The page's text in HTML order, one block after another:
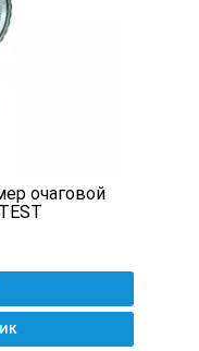
очаговой